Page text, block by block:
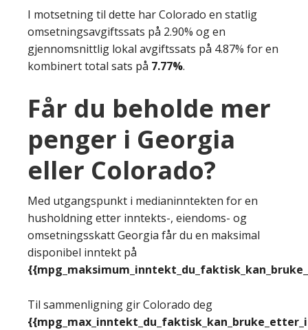
I motsetning til dette har Colorado en statlig
omsetningsavgiftssats på 2.90% og en
gjennomsnittlig lokal avgiftssats på 4.87% for en
kombinert total sats på 7.77%.
Får du beholde mer
penger i Georgia
eller Colorado?
Med utgangspunkt i medianinntekten for en
husholdning etter inntekts-, eiendoms- og
omsetningsskatt Georgia får du en maksimal
disponibel inntekt på
Til sammenligning gir Colorado deg